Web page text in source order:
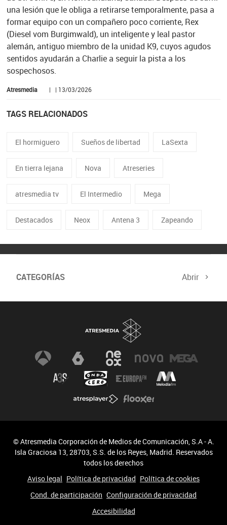
una lesión que le obliga a retirarse temporalmente, pasa a
formar equipo con un compañero poco corriente, Rex
(Diesel vom Burgimwald), un inteligente y leal pastor
alemán, antiguo miembro de la unidad K9, cuyos agudos
sentidos ayudarán a Charlie a seguir la pista a los
sospechosos.
Atresmedia | | 13/03/2026
TAGS RELACIONADOS
El hormiguero Sueños de libertad LaSexta
En tierra lejana Nova Atreseries
atresmedia tv El Intermedio Mega
Destacados Neox Antena 3 Zapeando
CATEGORÍAS Abrir
© Atresmedia Corporación de Medios de Comunicación, S.A - A.
Isla Graciosa 13, 28703, S.S. de los Reyes, Madrid. Reservados
todos los derechos
Aviso legal Política de privacidad Política de cookies
Cond. de participación Configuración de privacidad
Accesibilidad